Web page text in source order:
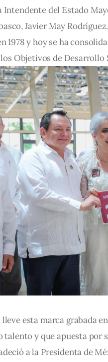
Intendente del Estado
Javier May
1978 y hoy se ha
Objetivos de Desarrollo
esta marca grabada
y que apuesta por
a la Presidenta de